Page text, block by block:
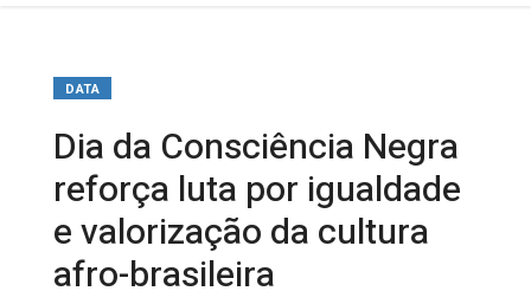
DATA
Dia da Consciência Negra
reforça luta por igualdade
e valorização da cultura
afro-brasileira